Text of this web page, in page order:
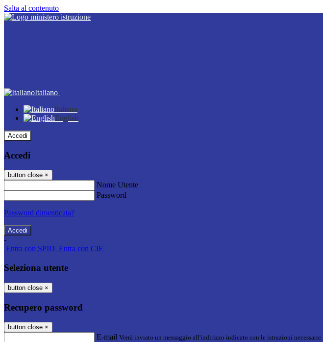
Salta al contenuto
Italiano
Italiano
English
Accedi
Accedi
button close ×
Nome Utente
Password
Password dimenticata?
-
Entra con SPID Entra con CIE
Seleziona utente
button close ×
Recupero password
button close ×
E-mail Verrà inviato un messaggio all'indirizzo indicato con le istruzioni necessarie.